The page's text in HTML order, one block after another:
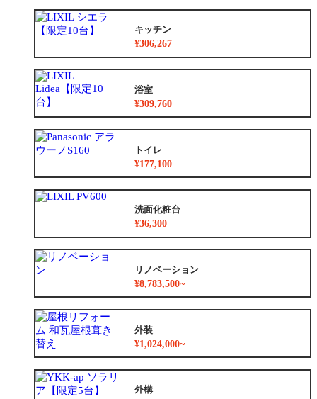
キッチン
¥306,267
浴室
¥309,760
トイレ
¥177,100
洗面化粧台
¥36,300
リノベーション
¥8,783,500~
外装
¥1,024,000~
外構